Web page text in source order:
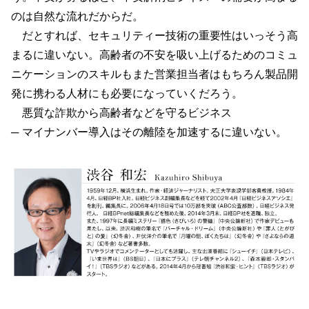
のは自然な流れだからだ。
だとすれば、セキュリティー技術の重要性はいっそう高
まるに違いない。高齢者の不安を吸い上げるためのコミュ
ニケーションのスキルもまた営業担当者はもちろん製品開
発に携わる人材にも必要になっていくだろう。
悪質な詐欺から高齢者などを守るビジネス
─ マイナンバー導入はその離陸を加速するに違いない。